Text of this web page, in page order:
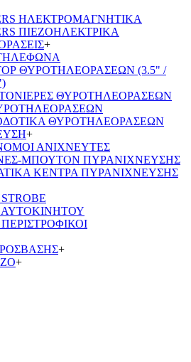
ΗΛΕΚΤΡΟΜΑΓΝΗΤΙΚΑ
ΠΙΕΖΟΗΛΕΚΤΡΙΚΑ
+
ΘΥΡΟΤΗΛΕΟΡΑΣΕΩΝ (3.5" /
ΘΥΡΟΤΗΛΕΟΡΑΣΕΩΝ
ΘΥΡΟΤΗΛΕΟΡΑΣΕΩΝ
+
ΑΝΙΧΝΕΥΤΕΣ
ΜΠΟΥΤΟΝ ΠΥΡΑΝΙΧΝΕΥΣΗΣ
ΚΕΝΤΡΑ ΠΥΡΑΝΙΧΝΕΥΣΗΣ
ΑΥΤΟΚΙΝΗΤΟΥ
+
+